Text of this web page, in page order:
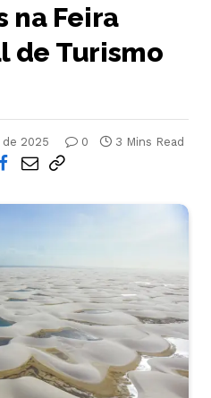
na Feira
de Turismo
de 2025 0
3 Mins Read